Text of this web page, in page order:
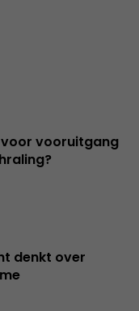
voor vooruitgang
denkt over